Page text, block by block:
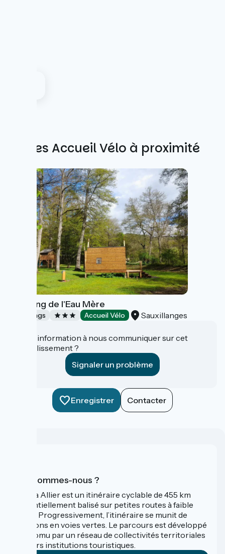
Autres Accueil Vélo à proximité
Camping de l'Eau Mère
Campings Accueil Vélo Sauxillanges
Une information à nous communiquer sur cet
établissement ?
Signaler un problème
Enregistrer Contacter
Qui sommes-nous ?
La Via Allier est un itinéraire cyclable de 455 km
essentiellement balisé sur petites routes à faible
trafic. Progressivement, l’itinéraire se munit de
sections en voies vertes. Le parcours est développé
et promu par un réseau de collectivités territoriales
et leurs institutions touristiques.